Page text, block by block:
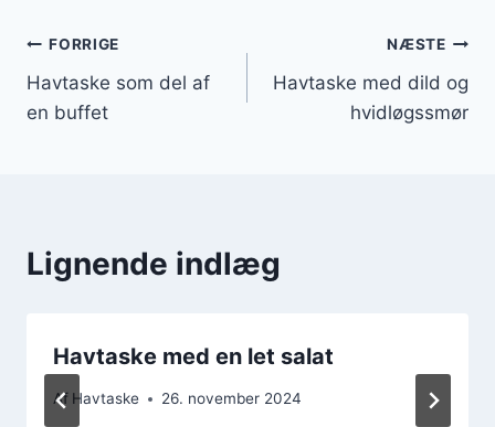
Indlægsnavigation
FORRIGE
Havtaske som del af
en buffet
NÆSTE
Havtaske med dild og
hvidløgssmør
Lignende indlæg
Havtaske med en let salat
Af Havtaske 26. november 2024